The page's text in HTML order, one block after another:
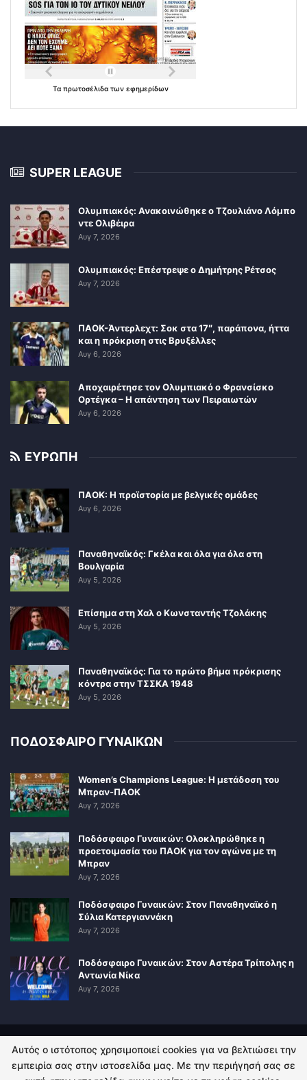
Τα πρωτοσέλιδα των εφημερίδων
SUPER LEAGUE
Ολυμπιακός: Ανακοινώθηκε ο Τζουλιάνο Λόμπο
ντε Ολιβέιρα
Αυγ 7, 2026
Ολυμπιακός: Επέστρεψε ο Δημήτρης Ρέτσος
Αυγ 7, 2026
ΠΑΟΚ-Άντερλεχτ: Σοκ στα 17″, παράπονα, ήττα
και η πρόκριση στις Βρυξέλλες
Αυγ 6, 2026
Αποχαιρέτησε τον Ολυμπιακό ο Φρανσίσκο
Ορτέγκα – Η απάντηση των Πειραιωτών
Αυγ 6, 2026
ΕΥΡΩΠΗ
ΠΑΟΚ: Η προϊστορία με βελγικές ομάδες
Αυγ 6, 2026
Παναθηναϊκός: Γκέλα και όλα για όλα στη
Βουλγαρία
Αυγ 5, 2026
Επίσημα στη Χαλ ο Κωνσταντής Τζολάκης
Αυγ 5, 2026
Παναθηναϊκός: Για το πρώτο βήμα πρόκρισης
κόντρα στην ΤΣΣΚΑ 1948
Αυγ 5, 2026
ΠΟΔΟΣΦΑΙΡΟ ΓΥΝΑΙΚΩΝ
Women’s Champions League: Η μετάδοση του
Μπραν-ΠΑΟΚ
Αυγ 7, 2026
Ποδόσφαιρο Γυναικών: Ολοκληρώθηκε η
προετοιμασία του ΠΑΟΚ για τον αγώνα με τη
Μπραν
Αυγ 7, 2026
Ποδόσφαιρο Γυναικών: Στον Παναθηναϊκό η
Σύλια Κατεργιαννάκη
Αυγ 7, 2026
Ποδόσφαιρο Γυναικών: Στον Αστέρα Τρίπολης η
Αντωνία Νίκα
Αυγ 7, 2026
ΠΟΛΙΤΙΚΗ ΑΠΟΡΡΗΤΟΥ ΕΠΙΚΟΙΝΩΝΙΑ
Αυτός ο ιστότοπος χρησιμοποιεί cookies για να βελτιώσει την
εμπειρία σας στην ιστοσελίδα μας. Με την περιήγησή σας σε